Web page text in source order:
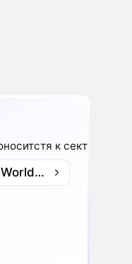
к секторам:
Криптовалюты RWA (Токены Real World Assets)